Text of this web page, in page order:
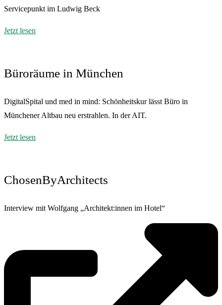
Servicepunkt im Ludwig Beck
Jetzt lesen
Büroräume in München
DigitalSpital und med in mind: Schönheitskur lässt Büro in
Münchener Altbau neu erstrahlen. In der AIT.
Jetzt lesen
ChosenByArchitects
Interview mit Wolfgang „Architekt:innen im Hotel“